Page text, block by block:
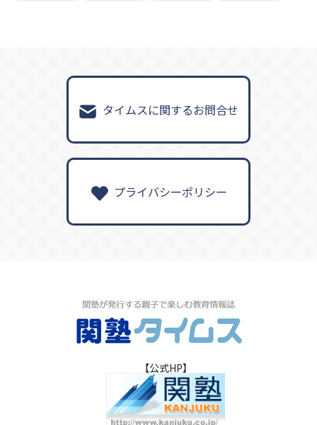
タイムスに関するお問合せ
プライバシーポリシー
【公式HP】